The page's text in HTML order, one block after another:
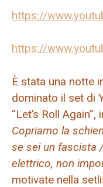
https://
https://
È stata una notte
dominato il set di
“Let’s Roll
Copriamo la
se sei un fascista
elettrico, non
motivate nella